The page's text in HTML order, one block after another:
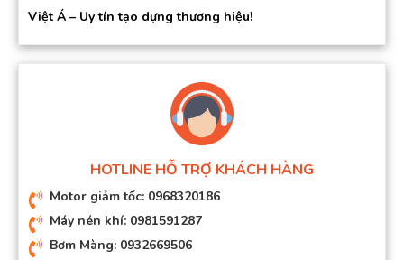
Việt Á – Uy tín tạo dựng thương hiệu!
HOTLINE HỖ TRỢ KHÁCH HÀNG
Motor giảm tốc: 0968320186
Máy nén khí: 0981591287
Bơm Màng: 0932669506